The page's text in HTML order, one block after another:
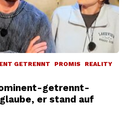
GETRENNT PROMIS
REALITY
getrennt-
er stand auf